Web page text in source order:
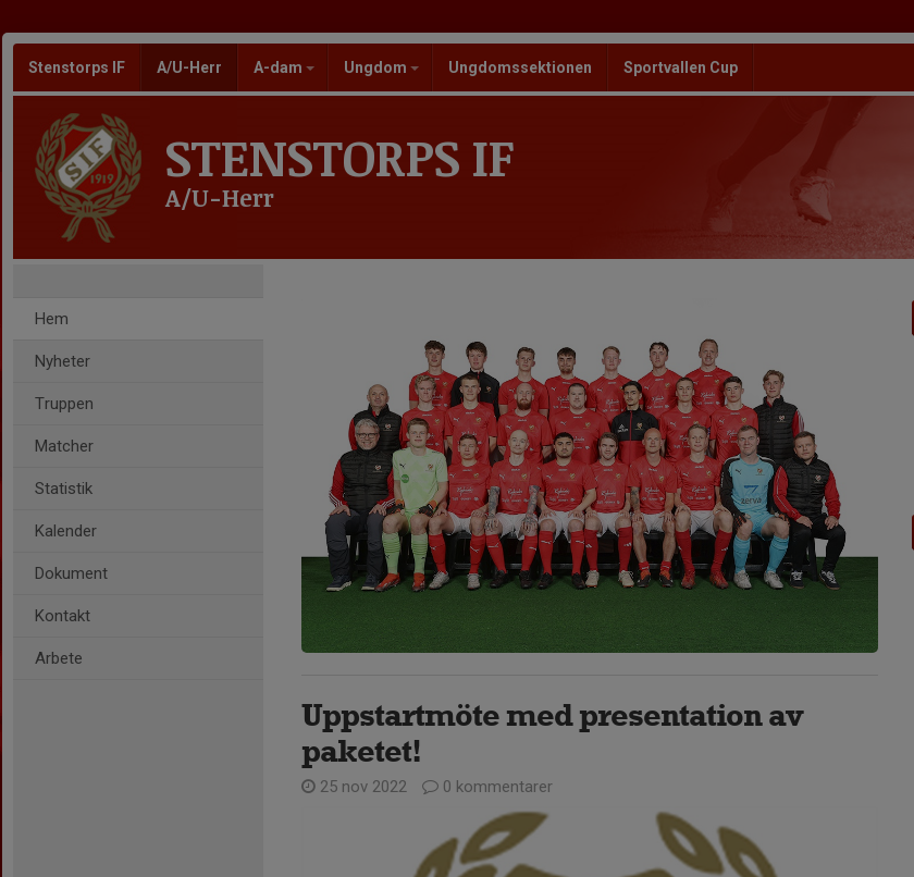
Stenstorps IF A/U-Herr A-dam Ungdom Ungdomssektionen Sportvallen Cup
STENSTORPS IF
A/U-Herr
Hem
Nyheter
Truppen
Matcher
Statistik
Kalender
Dokument
Kontakt
Arbete
Uppstartmöte med presentation av
paketet!
25 nov 2022 0 kommentarer